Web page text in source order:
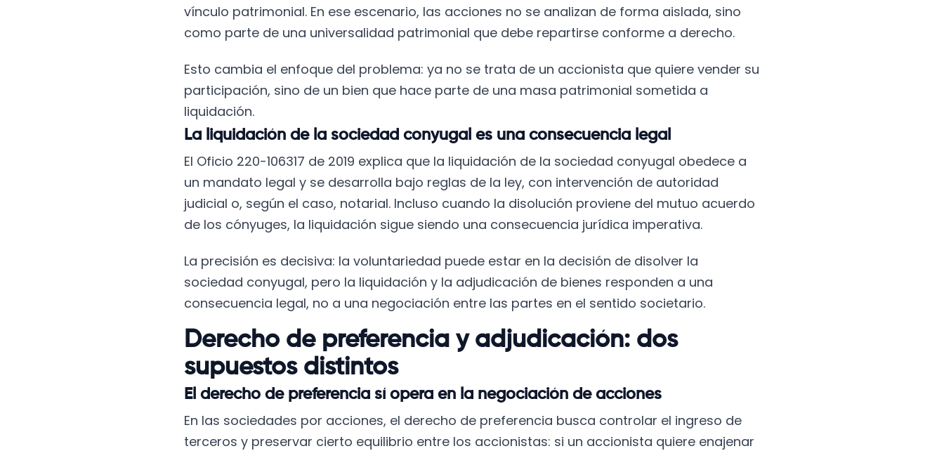
vínculo patrimonial. En ese escenario, las acciones no se analizan de forma aislada, sino
como parte de una universalidad patrimonial que debe repartirse conforme a derecho.
Esto cambia el enfoque del problema: ya no se trata de un accionista que quiere vender su
participación, sino de un bien que hace parte de una masa patrimonial sometida a
liquidación.
La liquidación de la sociedad conyugal es una consecuencia legal
El Oficio 220-106317 de 2019 explica que la liquidación de la sociedad conyugal obedece a
un mandato legal y se desarrolla bajo reglas de la ley, con intervención de autoridad
judicial o, según el caso, notarial. Incluso cuando la disolución proviene del mutuo acuerdo
de los cónyuges, la liquidación sigue siendo una consecuencia jurídica imperativa.
La precisión es decisiva: la voluntariedad puede estar en la decisión de disolver la
sociedad conyugal, pero la liquidación y la adjudicación de bienes responden a una
consecuencia legal, no a una negociación entre las partes en el sentido societario.
Derecho de preferencia y adjudicación: dos
supuestos distintos
El derecho de preferencia sí opera en la negociación de acciones
En las sociedades por acciones, el derecho de preferencia busca controlar el ingreso de
terceros y preservar cierto equilibrio entre los accionistas: si un accionista quiere enajenar